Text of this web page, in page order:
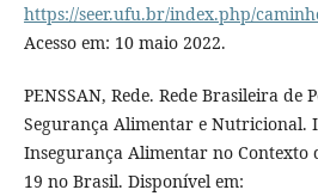
https://seer.ufu.br/index.php/
Acesso em: 10 maio 2022.
PENSSAN, Rede. Rede Brasileira de
Segurança Alimentar e Nutricional.
Insegurança Alimentar no Contexto
19 no Brasil. Disponível em: